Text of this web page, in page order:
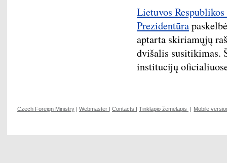
Lietuvos
Prezidentūra
aptarta skiriamųjų
dvišalis susitikimas.
institucijų
Czech Foreign Ministry | Webmaster | Contacts | Tinklapio žemėlapis | Mobile